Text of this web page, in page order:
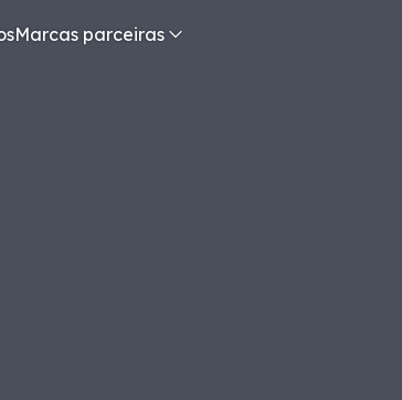
Marcas parceiras